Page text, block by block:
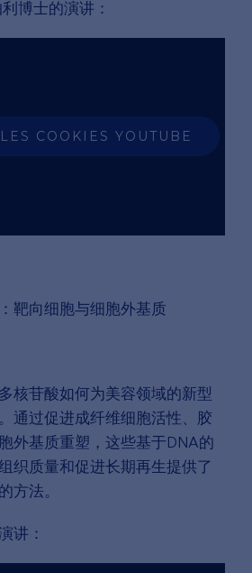
博士的演讲：
COOKIES YOUTUBE
靶向细胞与细胞外基质
核苷酸如何为美容领域的新型
通过促进成纤维细胞活性、胶
外基质重塑，这些基于DNA的
织质量和促进长期再生提供了
方法。
讲：